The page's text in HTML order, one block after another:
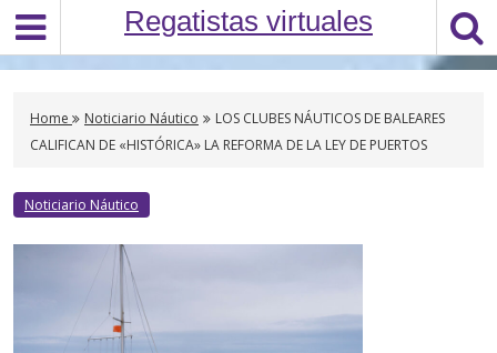
i
Regatistas virtuales
Home Noticiario Náutico
LOS CLUBES NÁUTICOS DE BALEARES
CALIFICAN DE «HISTÓRICA» LA REFORMA DE LA LEY DE PUERTOS
Noticiario Náutico